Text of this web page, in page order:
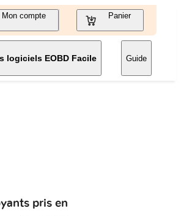
Mon compte Panier
logiciels EOBD Facile Guide
pris en